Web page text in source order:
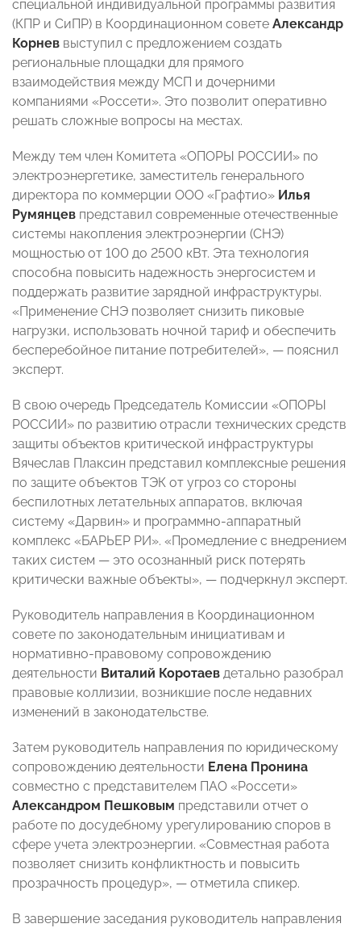
специальной индивидуальной программы развития
(КПР и СиПР) в Координационном совете Александр
Корнев выступил с предложением создать
региональные площадки для прямого
взаимодействия между МСП и дочерними
компаниями «Россети». Это позволит оперативно
решать сложные вопросы на местах.
Между тем член Комитета «ОПОРЫ РОССИИ» по
электроэнергетике, заместитель генерального
директора по коммерции ООО «Графтио» Илья
Румянцев представил современные отечественные
системы накопления электроэнергии (СНЭ)
мощностью от 100 до 2500 кВт. Эта технология
способна повысить надежность энергосистем и
поддержать развитие зарядной инфраструктуры.
«Применение СНЭ позволяет снизить пиковые
нагрузки, использовать ночной тариф и обеспечить
бесперебойное питание потребителей», — пояснил
эксперт.
В свою очередь Председатель Комиссии «ОПОРЫ
РОССИИ» по развитию отрасли технических средств
защиты объектов критической инфраструктуры
Вячеслав Плаксин представил комплексные решения
по защите объектов ТЭК от угроз со стороны
беспилотных летательных аппаратов, включая
систему «Дарвин» и программно-аппаратный
комплекс «БАРЬЕР РИ». «Промедление с внедрением
таких систем — это осознанный риск потерять
критически важные объекты», — подчеркнул эксперт.
Руководитель направления в Координационном
совете по законодательным инициативам и
нормативно-правовому сопровождению
деятельности Виталий Коротаев детально разобрал
правовые коллизии, возникшие после недавних
изменений в законодательстве.
Затем руководитель направления по юридическому
сопровождению деятельности Елена Пронина
совместно с представителем ПАО «Россети»
Александром Пешковым представили отчет о
работе по досудебному урегулированию споров в
сфере учета электроэнергии. «Совместная работа
позволяет снизить конфликтность и повысить
прозрачность процедур», — отметила спикер.
В завершение заседания руководитель направления